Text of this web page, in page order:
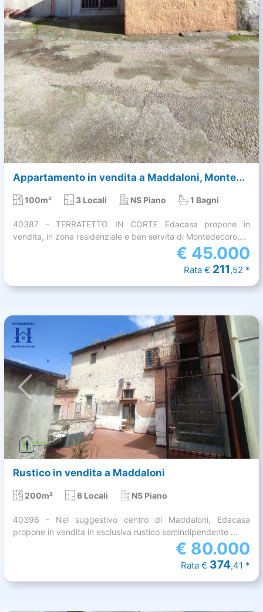
Appartamento in vendita a Maddaloni, Monte...
100m² 3 Locali NS Piano 1 Bagni
40387 - TERRATETTO IN CORTE Edacasa propone in
vendita, in zona residenziale e ben servita di Montedecoro,...
€ 45.000
Rata € 211,52 *
Rustico in vendita a Maddaloni
200m² 6 Locali NS Piano
40396 - Nel suggestivo centro di Maddaloni, Edacasa
propone in vendita in esclusiva rustico semindipendente ...
€ 80.000
Rata € 374,41 *